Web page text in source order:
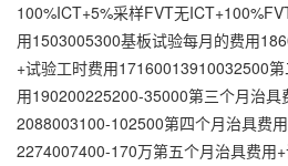
100%ICT+5%采样FVT无
用1503005300基板试验每月的费用
+试验工时费用17160013910032500
用190200225200-35000第三个月治具
2088003100-102500第四个月治具费
2274007400-170万第五个月治具费用